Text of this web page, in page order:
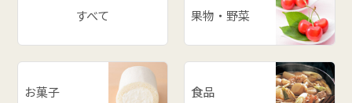
# アスパラ
# ががちゃおこわ
# だだっ子
すべて 果物・野菜
お菓子 食品